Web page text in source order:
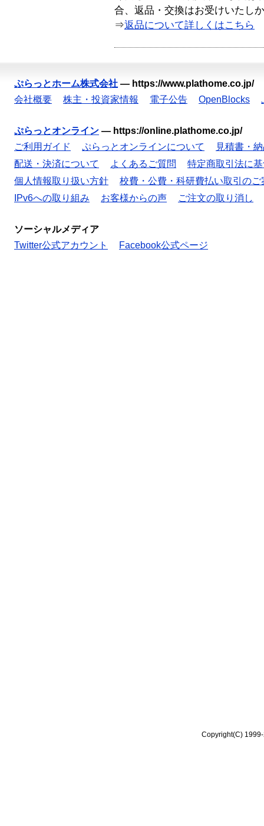
合、返品・交換はお受けいたし
⇒返品について詳しくはこちら
ぷらっとホーム株式会社 — https://www.plathome.co.jp/
会社概要
株主・投資家情報 電子公告 OpenBlocks
ぷらっとオンライン — https://online.plathome.co.jp/
ご利用ガイド
ぷらっとオンラインについて
見積書・
配送・決済について
よくあるご質問
特定商取引法に
個人情報取り扱い方針
校費・公費・科研費払い取引のご
IPv6への取り組み
お客様からの声 ご注文の取り消し
ソーシャルメディア
Twitter公式アカウント
Facebook公式ページ
Copyright(C)